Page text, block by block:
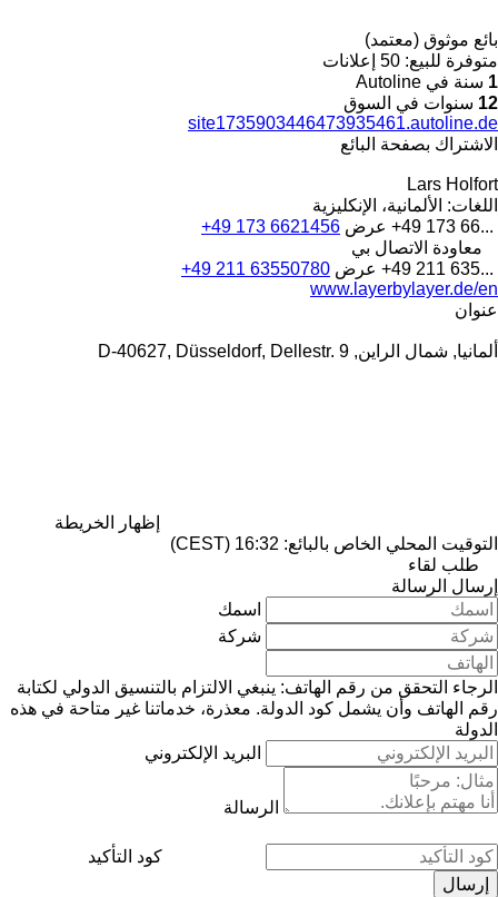
بائع موثوق (معتمد)
متوفرة للبيع: 50 إعلانات
1 سنة في Autoline
12 سنوات في السوق
site1735903446473935461.autoline.de
الاشتراك بصفحة البائع
Lars Holfort
اللغات: الألمانية، الإنكليزية
+49 173 66... عرض +49 173 6621456
معاودة الاتصال بي
+49 211 635... عرض +49 211 63550780
www.layerbylayer.de/en
عنوان
ألمانيا, شمال الراين, D-40627, Düsseldorf, Dellestr. 9
إظهار الخريطة
التوقيت المحلي الخاص بالبائع: 16:32 (CEST)
طلب لقاء
إرسال الرسالة
اسمك
شركة
الرجاء التحقق من رقم الهاتف: ينبغي الالتزام بالتنسيق الدولي لكتابة
رقم الهاتف وأن يشمل كود الدولة. معذرة، خدماتنا غير متاحة في هذه
الدولة
البريد الإلكتروني
الرسالة
كود التأكيد